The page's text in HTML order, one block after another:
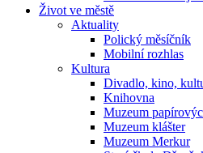
Život ve městě
Aktuality
Polický měsíčník
Mobilní rozhlas
Kultura
Divadlo, kino,
Knihovna
Muzeum
Muzeum klášter
Muzeum Merkur